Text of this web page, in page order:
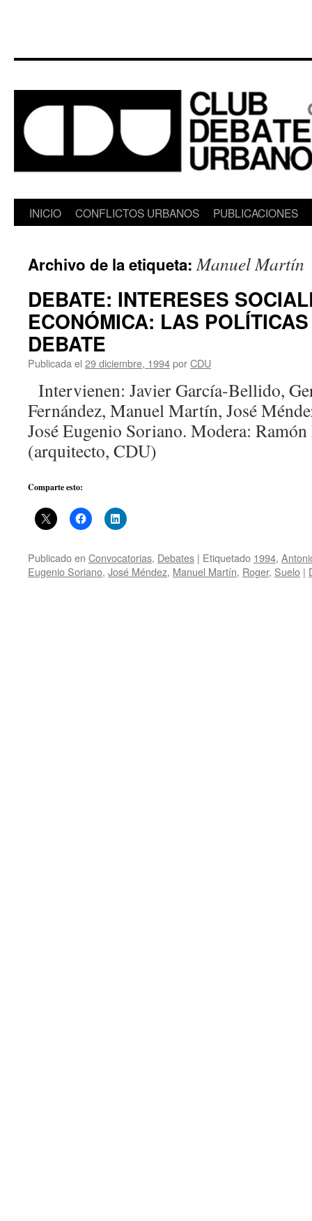
Saltar
contenido
INICIO CONFLICTOS URBANOS PUBLICACIONES
Archivo de la etiqueta:Manuel Martín
DEBATE: INTERESES
ECONÓMICA: LAS
DEBATE
Publicada el 29 diciembre, 1994porCDU
Intervienen: Javier García-Bellido,
Fernández, Manuel Martín, José
José Eugenio Soriano. Modera:
(arquitecto, CDU)
Comparte esto:
Publicado en Convocatorias, Debates | Etiquetado 1994,
Eugenio Soriano, José Méndez, Manuel Martín, Roger, Suelo |